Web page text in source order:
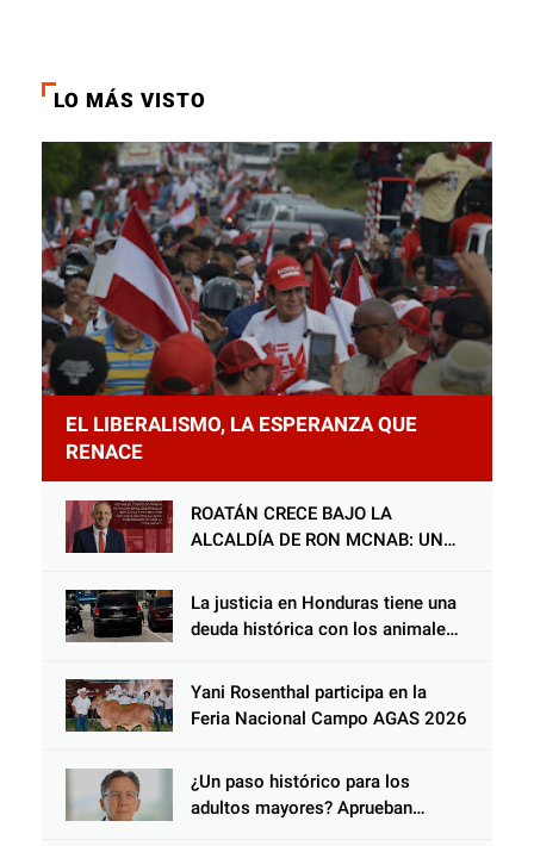
LO MÁS VISTO
EL LIBERALISMO, LA ESPERANZA QUE
RENACE
ROATÁN CRECE BAJO LA
ALCALDÍA DE RON MCNAB: UN
COMUNIDAD Y DEL PARTIDO
LIBERAL
La justicia en Honduras tiene una
deuda histórica con los animales,
peso de la ley al responsable de
Choloma es consolidar un Estado
que protege al verdugo y
Yani Rosenthal participa en la
Feria Nacional Campo AGAS 2026
¿Un paso histórico para los
adultos mayores? Aprueban